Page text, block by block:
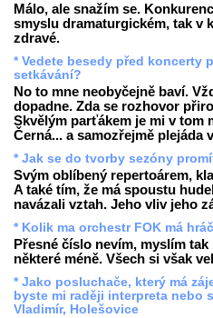
Málo, ale snažím se.
smyslu dramaturgickém, tak v
zdravé.
* Vedete besedy před koncerty
setkávání?
No to mne neobyčejně baví.
dopadne. Zda se rozhovor
Skvělým parťákem je mi v tom
Černá... a samozřejmě
* Jak se do tvorby sezóny
Svým oblíbený repertoárem,
A také tím, že má spoustu
navázali vztah. Jeho vliv jeho
* Kolik ma orchestr FOK má
Přesné číslo nevím, myslím tak
některé méně. Všech si však
* Jako posluchače, který má
byste mi raději interpreta nebo
Vladimír, Holešovice